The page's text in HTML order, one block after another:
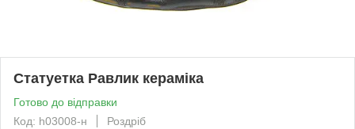
Статуетка Равлик кераміка
Готово до відправки
Код: h03008-н
Роздріб